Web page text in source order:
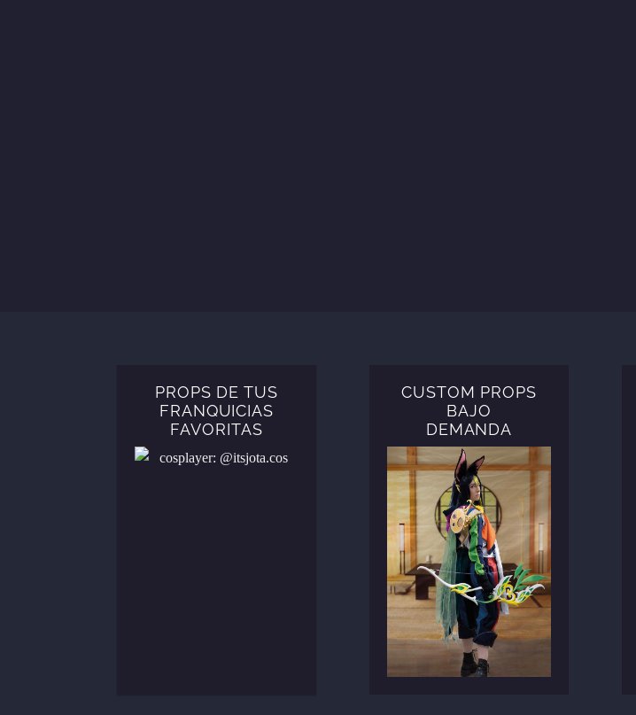
PROPS DE TUS
FRANQUICIAS
FAVORITAS
CUSTOM PROPS
BAJO
DEMANDA